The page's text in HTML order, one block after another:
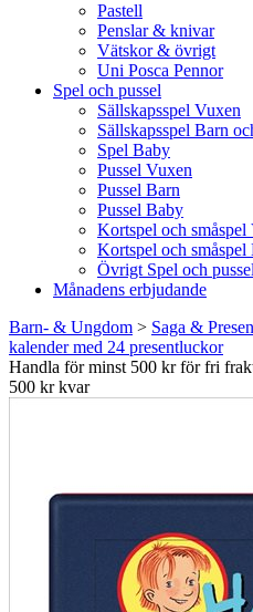
Pastell
Penslar & knivar
Vätskor & övrigt
Uni Posca Pennor
Spel och pussel
Sällskapsspel Vuxen
Sällskapsspel Barn
Spel Baby
Pussel Vuxen
Pussel Barn
Pussel Baby
Kortspel och småspel
Kortspel och småspel
Övrigt Spel och pussel
Månadens erbjudande
Barn- & Ungdom > Saga &
kalender med 24 presentluckor
Handla för minst 500 kr för fri
500 kr kvar